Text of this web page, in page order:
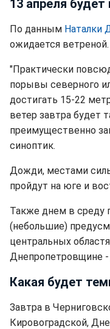
13 апреля
По данным Наталки
ожидается ветреной.
"Практически
порывы северного
достигать 15-22
ветер завтра будет
преимущественно
синоптик.
Дожди, местами
пройдут на юге и
Также днем в среду
(небольшие)
центральных
Днепропетровщине
Какая будет
Завтра в
Кировоградской,